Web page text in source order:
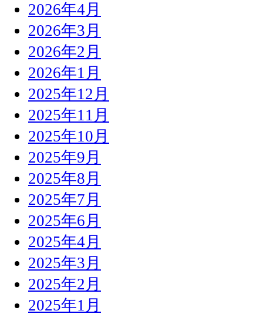
2026年4月
2026年3月
2026年2月
2026年1月
2025年12月
2025年11月
2025年10月
2025年9月
2025年8月
2025年7月
2025年6月
2025年4月
2025年3月
2025年2月
2025年1月